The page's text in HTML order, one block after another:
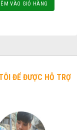
VÀO GIỎ HÀNG
ĐỂ ĐƯỢC HỖ TRỢ